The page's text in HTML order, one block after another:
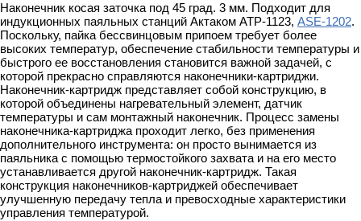
Наконечник косая заточка под 45 град. 3 мм. Подходит для
индукционных паяльных станций Актаком АТР-1123, ASE-1202.
Поскольку, пайка бессвинцовым припоем требует более
высоких температур, обеспечение стабильности температуры и
быстрого ее восстановления становится важной задачей, с
которой прекрасно справляются наконечники-картриджи.
Наконечник-картридж представляет собой конструкцию, в
которой объединены нагревательный элемент, датчик
температуры и сам монтажный наконечник. Процесс замены
наконечника-картриджа проходит легко, без применения
дополнительного инструмента: он просто вынимается из
паяльника с помощью термостойкого захвата и на его место
устанавливается другой наконечник-картридж. Такая
конструкция наконечников-картриджей обеспечивает
улучшенную передачу тепла и превосходные характеристики
управления температурой.